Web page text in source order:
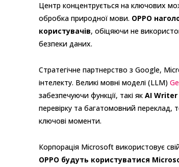
Центр концентрується на ключових
обробка природної мови. OPPO
користувачів, обіцяючи не
безпеки даних.
Стратегічне партнерство з Google,
інтелекту. Великі мовні моделі (LLM)
забезпечуючи функції, такі як AI Writer
перевірку та багатомовний переклад,
ключові моменти.
Корпорація Microsoft використовує
OPPO будуть користуватися